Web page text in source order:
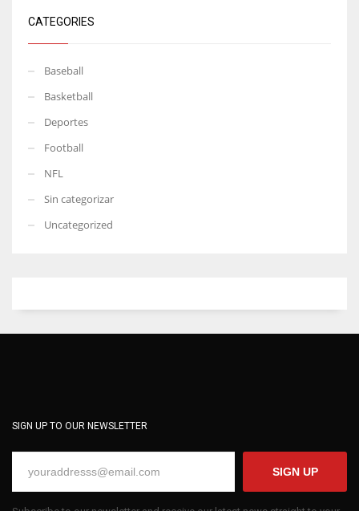
CATEGORIES
Baseball
Basketball
Deportes
Football
NFL
Sin categorizar
Uncategorized
SIGN UP TO OUR NEWSLETTER
SIGN UP